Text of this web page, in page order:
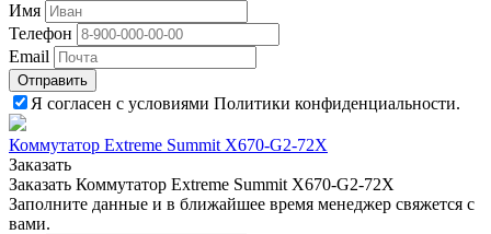
Имя
Телефон
Email
Отправить
Я согласен с условиями Политики конфиденциальности.
Коммутатор Extreme Summit X670-G2-72X
Заказать
Заказать Коммутатор Extreme Summit X670-G2-72X
Заполните данные и в ближайшее время менеджер свяжется с
вами.